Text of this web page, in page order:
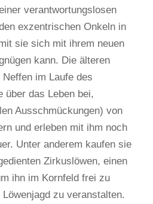
verantwortungslosen
exzentrischen Onkeln in
sie sich mit ihrem neuen
kann. Die älteren
im Laufe des
über das Leben bei,
Ausschmückungen) von
und erleben mit ihm noch
Unter anderem kaufen sie
Zirkuslöwen, einen
ihn im Kornfeld frei zu
Löwenjagd zu veranstalten.